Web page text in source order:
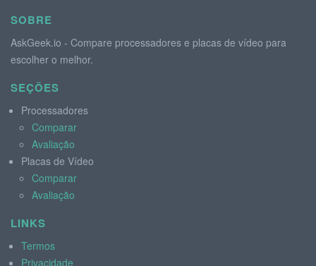
SOBRE
AskGeek.io - Compare processadores e placas de vídeo para
escolher o melhor.
SEÇÕES
Processadores
Comparar
Avaliação
Placas de Vídeo
Comparar
Avaliação
LINKS
Termos
Privacidade